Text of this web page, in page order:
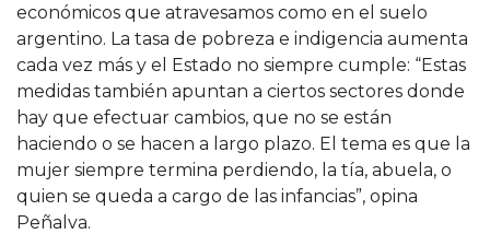
económicos que atravesamos como en el suelo
argentino. La tasa de pobreza e indigencia aumenta
cada vez más y el Estado no siempre cumple: “Estas
medidas también apuntan a ciertos sectores donde
hay que efectuar cambios, que no se están
haciendo o se hacen a largo plazo. El tema es que la
mujer siempre termina perdiendo, la tía, abuela, o
quien se queda a cargo de las infancias”, opina
Peñalva.